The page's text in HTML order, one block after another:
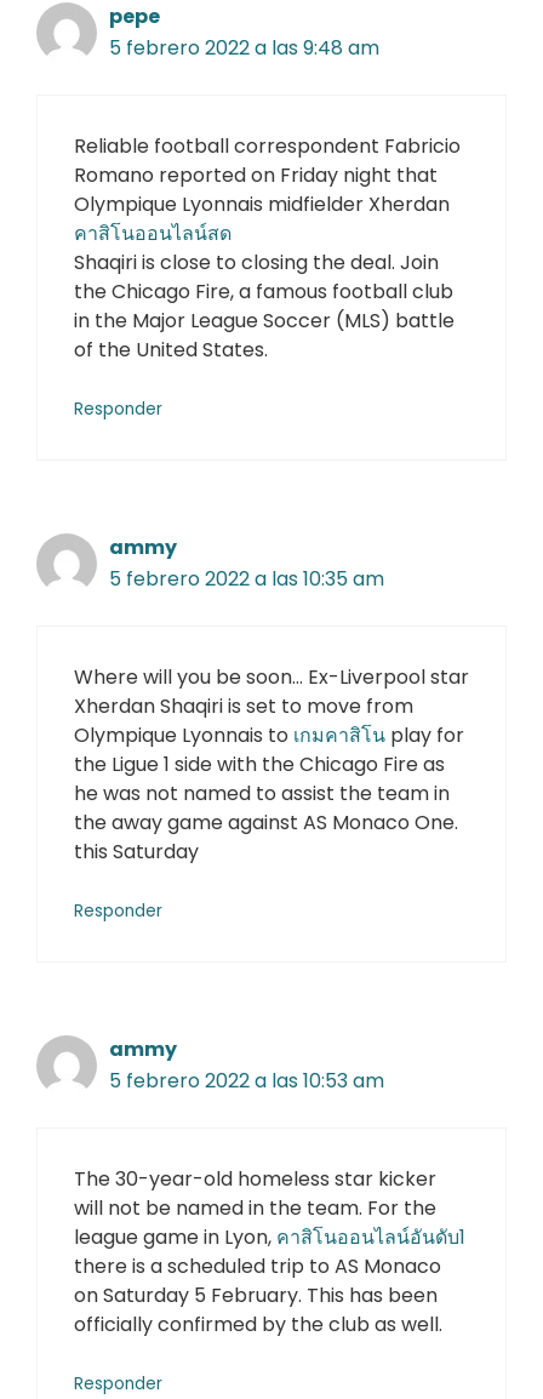
pepe
5 febrero 2022 a las 9:48 am
Reliable football correspondent Fabricio
Romano reported on Friday night that
Olympique Lyonnais midfielder Xherdan
คาสิโนออนไลน์สด
Shaqiri is close to closing the deal. Join
the Chicago Fire, a famous football club
in the Major League Soccer (MLS) battle
of the United States.
Responder
ammy
5 febrero 2022 a las 10:35 am
Where will you be soon… Ex-Liverpool star
Xherdan Shaqiri is set to move from
Olympique Lyonnais to เกมคาสิโน play for
the Ligue 1 side with the Chicago Fire as
he was not named to assist the team in
the away game against AS Monaco One.
this Saturday
Responder
ammy
5 febrero 2022 a las 10:53 am
The 30-year-old homeless star kicker
will not be named in the team. For the
league game in Lyon, คาสิโนออนไลน์อันดับ1
there is a scheduled trip to AS Monaco
on Saturday 5 February. This has been
officially confirmed by the club as well.
Responder